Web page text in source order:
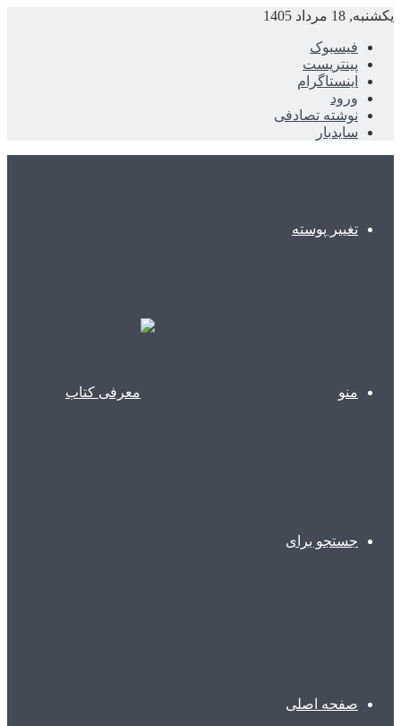
یکشنبه, 18 مرداد 1405
فیسبوک
پینتریست
اینستاگرام
ورود
نوشته تصادفی
سایدبار
تغییر پوسته
منو
جستجو برای
صفحه اصلی